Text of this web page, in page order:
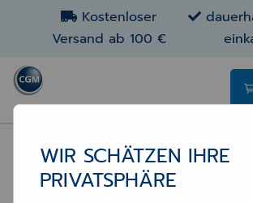
Kostenloser
Versand ab 100 €
WIR SCHÄTZEN IHRE
PRIVATSPHÄRE